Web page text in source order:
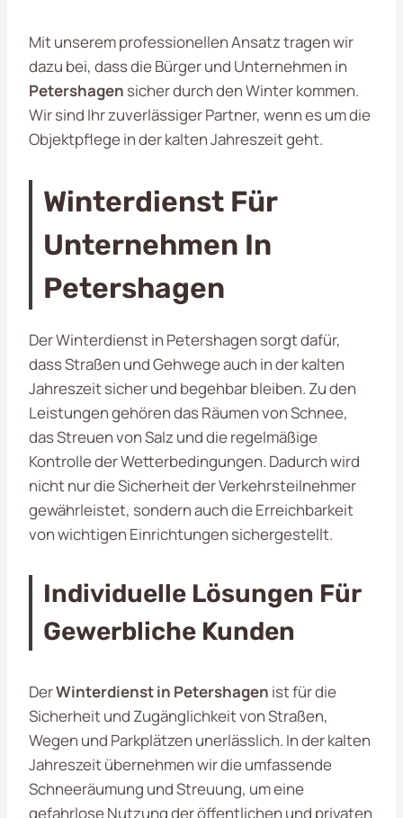
Mit unserem professionellen Ansatz tragen wir
dazu bei, dass die Bürger und Unternehmen in
Petershagen sicher durch den Winter kommen.
Wir sind Ihr zuverlässiger Partner, wenn es um die
Objektpflege in der kalten Jahreszeit geht.
Winterdienst Für
Unternehmen In
Petershagen
Der Winterdienst in Petershagen sorgt dafür,
dass Straßen und Gehwege auch in der kalten
Jahreszeit sicher und begehbar bleiben. Zu den
Leistungen gehören das Räumen von Schnee,
das Streuen von Salz und die regelmäßige
Kontrolle der Wetterbedingungen. Dadurch wird
nicht nur die Sicherheit der Verkehrsteilnehmer
gewährleistet, sondern auch die Erreichbarkeit
von wichtigen Einrichtungen sichergestellt.
Individuelle Lösungen Für
Gewerbliche Kunden
DerWinterdienst in Petershagen ist für die
Sicherheit und Zugänglichkeit von Straßen,
Wegen und Parkplätzen unerlässlich. In der kalten
Jahreszeit übernehmen wir die umfassende
Schneeräumung und Streuung, um eine
gefahrlose Nutzung der öffentlichen und privaten